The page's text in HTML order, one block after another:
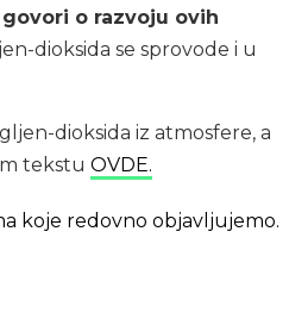
o razvoju ovih
dioksida se sprovode i u
dioksida iz atmosfere, a
tekstu OVDE.
koje redovno objavljujemo.